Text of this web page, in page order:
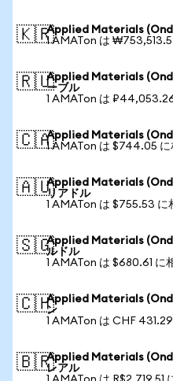
🇰🇷Applied Materials
1 AMATon は
🇷🇺Applied Materials
ーブル
1 AMATon は
🇨🇦Applied Materials
1 AMATon は $744.05 に
🇦🇺Applied Materials
リアドル
1 AMATon は $755.53 に
🇸🇬Applied Materials
ルドル
1 AMATon は $680.61 に
🇨🇭Applied Materials
ン
1 AMATon は CHF
🇧🇷Applied Materials
レアル